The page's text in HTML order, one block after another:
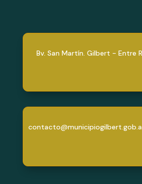
Bv. San Martín. Gilbert - Entre